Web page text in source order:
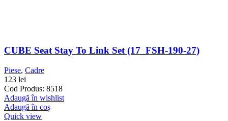
CUBE Seat Stay To Link Set (17_FSH-190-27)
Piese, Cadre
123 lei
Cod Produs: 8518
Adaugă în wishlist
Adaugă în coș
Quick view